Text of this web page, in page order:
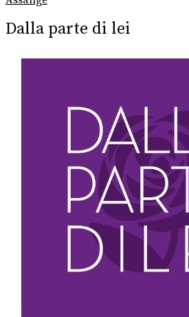
Dalla parte di lei